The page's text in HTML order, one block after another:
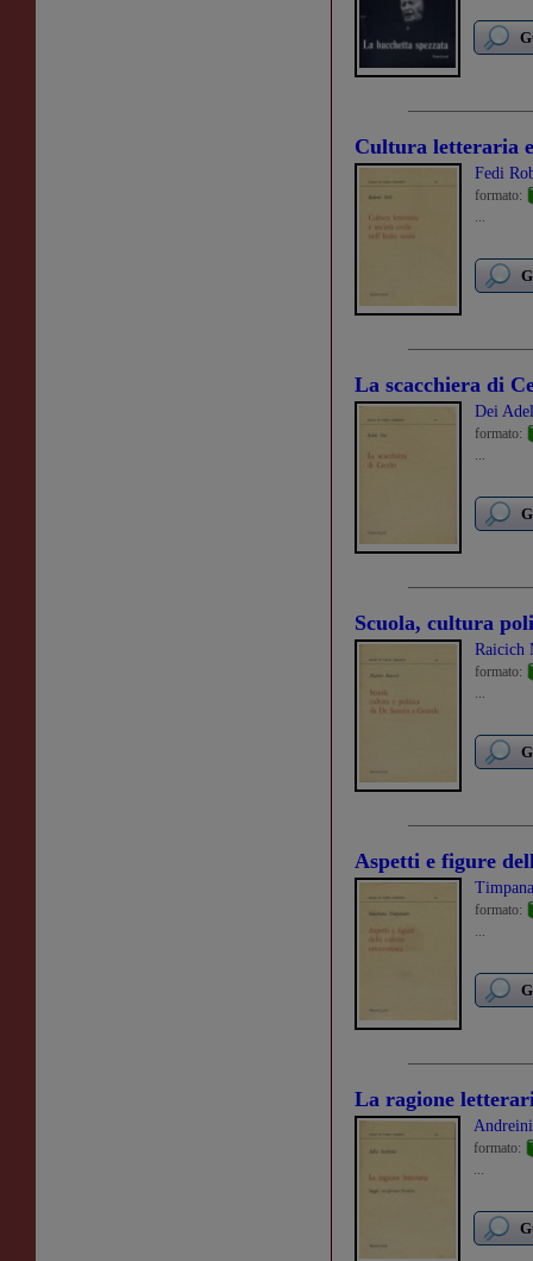
Cultura letteraria
Fedi
formato:
...
La scacchiera di
Dei
formato:
...
Scuola, cultura
Raicich
formato:
...
Aspetti e figure
formato:
...
La ragione
formato:
...